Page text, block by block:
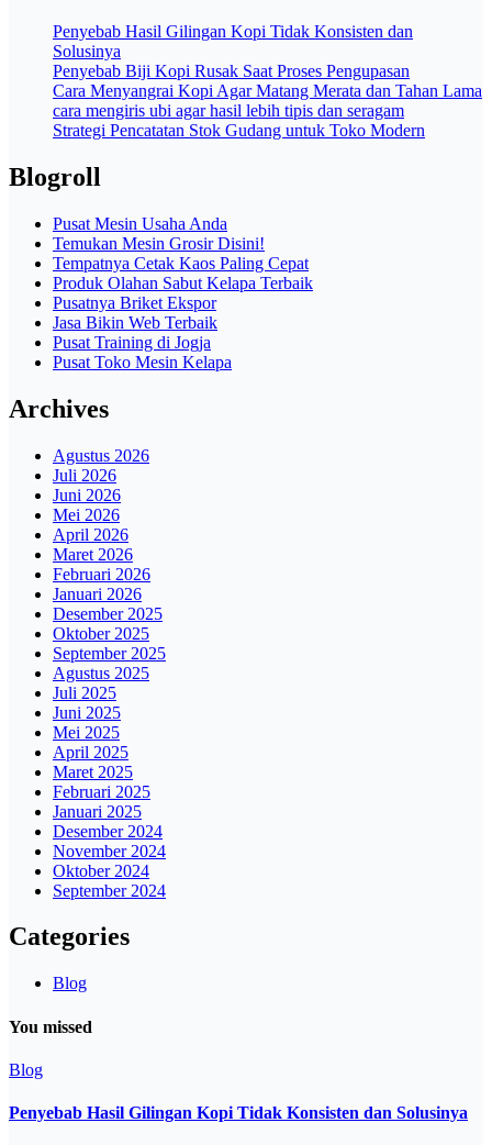
Penyebab Hasil Gilingan Kopi Tidak Konsisten dan
Solusinya
Penyebab Biji Kopi Rusak Saat Proses Pengupasan
Cara Menyangrai Kopi Agar Matang Merata dan Tahan Lama
cara mengiris ubi agar hasil lebih tipis dan seragam
Strategi Pencatatan Stok Gudang untuk Toko Modern
Blogroll
Pusat Mesin Usaha Anda
Temukan Mesin Grosir Disini!
Tempatnya Cetak Kaos Paling Cepat
Produk Olahan Sabut Kelapa Terbaik
Pusatnya Briket Ekspor
Jasa Bikin Web Terbaik
Pusat Training di Jogja
Pusat Toko Mesin Kelapa
Archives
Agustus 2026
Juli 2026
Juni 2026
Mei 2026
April 2026
Maret 2026
Februari 2026
Januari 2026
Desember 2025
Oktober 2025
September 2025
Agustus 2025
Juli 2025
Juni 2025
Mei 2025
April 2025
Maret 2025
Februari 2025
Januari 2025
Desember 2024
November 2024
Oktober 2024
September 2024
Categories
Blog
You missed
Blog
Penyebab Hasil Gilingan Kopi Tidak Konsisten dan Solusinya